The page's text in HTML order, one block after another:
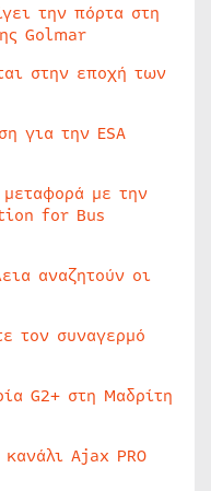
την πόρτα στη
Golmar
στην εποχή των
για την ESA
με την
for Bus
αναζητούν οι
τον συναγερμό
G2+ στη Μαδρίτη
Ajax PRO